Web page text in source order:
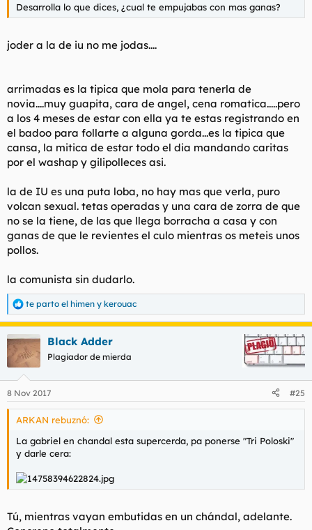
Desarrolla lo que dices, ¿cual te empujabas con mas ganas?
joder a la de iu no me jodas....
arrimadas es la tipica que mola para tenerla de
novia....muy guapita, cara de angel, cena romatica.....pero
a los 4 meses de estar con ella ya te estas registrando en
el badoo para follarte a alguna gorda...es la tipica que
cansa, la mitica de estar todo el dia mandando caritas
por el washap y gilipolleces asi.
la de IU es una puta loba, no hay mas que verla, puro
volcan sexual. tetas operadas y una cara de zorra de que
no se la tiene, de las que llega borracha a casa y con
ganas de que le revientes el culo mientras os meteis unos
pollos.
la comunista sin dudarlo.
R
e
a
c
c
e
s
te parto el himen y kerouac
Black Adder
Plagiador de mierda
8 Nov 2017 #25
ARKAN rebuznó:
La gabriel en chandal esta supercerda, pa ponerse "Tri Poloski"
y darle cera:
Tú, mientras vayan embutidas en un chándal, adelante.